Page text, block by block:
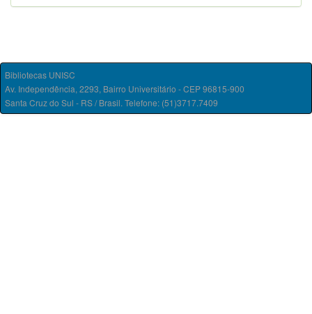
Bibliotecas UNISC
Av. Independência, 2293, Bairro Universitário - CEP 96815-900
Santa Cruz do Sul - RS / Brasil. Telefone: (51)3717.7409